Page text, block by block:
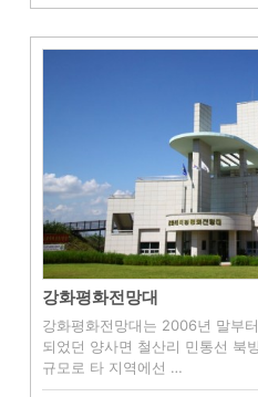
강화평화전망대
강화평화전망대는 2006년 말부
되었던 양사면 철산리 민통선 북
규모로 타 지역에선 …